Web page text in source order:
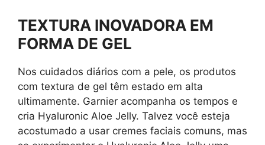
TEXTURA INOVADORA EM
FORMA DE GEL
Nos cuidados diários com a pele, os produtos
com textura de gel têm estado em alta
ultimamente. Garnier acompanha os tempos e
cria Hyaluronic Aloe Jelly. Talvez você esteja
acostumado a usar cremes faciais comuns, mas